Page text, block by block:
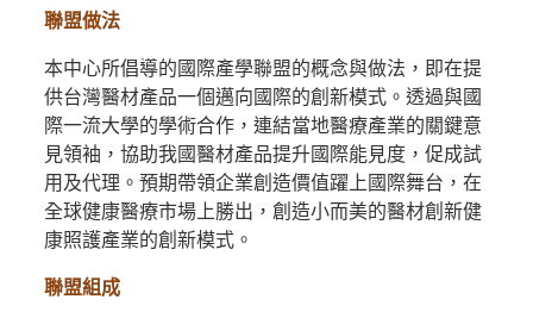
聯盟做法
本中心所倡導的國際產學聯盟的概念與做法，即在提
供台灣醫材產品一個邁向國際的創新模式。透過與國
際一流大學的學術合作，連結當地醫療產業的關鍵意
見領袖，協助我國醫材產品提升國際能見度，促成試
用及代理。預期帶領企業創造價值躍上國際舞台，在
全球健康醫療市場上勝出，創造小而美的醫材創新健
康照護產業的創新模式。
聯盟組成